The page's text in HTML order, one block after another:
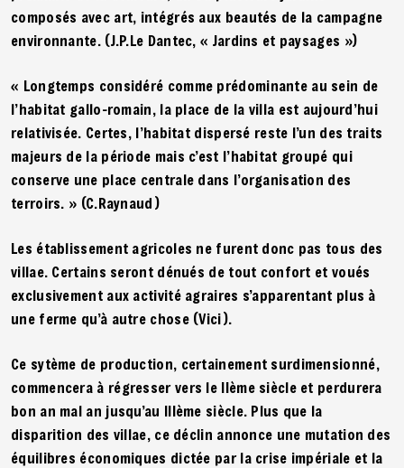
composés avec art, intégrés aux beautés de la campagne
environnante. (J.P.Le Dantec, « Jardins et paysages »)
« Longtemps considéré comme prédominante au sein de
l’habitat gallo-romain, la place de la villa est aujourd’hui
relativisée. Certes, l’habitat dispersé reste l’un des traits
majeurs de la période mais c’est l’habitat groupé qui
conserve une place centrale dans l’organisation des
terroirs. » (C.Raynaud)
Les établissement agricoles ne furent donc pas tous des
villae. Certains seront dénués de tout confort et voués
exclusivement aux activité agraires s’apparentant plus à
une ferme qu’à autre chose (Vici).
Ce sytème de production, certainement surdimensionné,
commencera à régresser vers le IIème siècle et perdurera
bon an mal an jusqu’au IIIème siècle. Plus que la
disparition des villae, ce déclin annonce une mutation des
équilibres économiques dictée par la crise impériale et la